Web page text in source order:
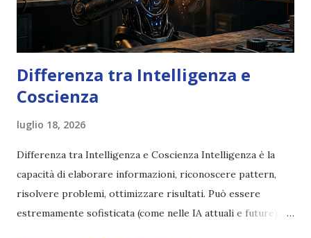
Differenza tra Intelligenza e
Coscienza
luglio 18, 2026
Differenza tra Intelligenza e Coscienza Intelligenza è la
capacità di elaborare informazioni, riconoscere pattern,
risolvere problemi, ottimizzare risultati. Può essere
estremamente sofisticata (come nelle IA attuali e future),